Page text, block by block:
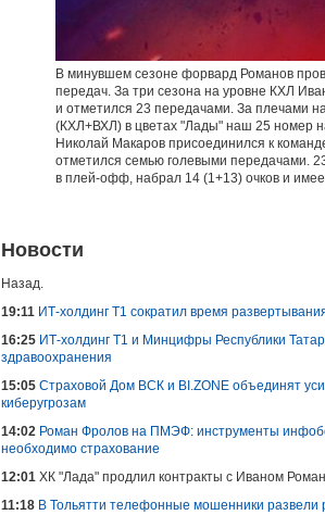
В минувшем сезоне форвард Романов
передач. За три сезона на уровне КХЛ
и отметился 23 передачами. За плечами
(КХЛ+ВХЛ) в цветах "Лады" наш 25 номер
Николай Макаров присоединился к
отметился семью голевыми передачами.
в плей-офф, набрал 14 (1+13) очков и
Новости
Назад.
19:11 ИТ-холдинг Т1 сократил время
16:25 ИТ-холдинг Т1 и Минцифры Республики
здравоохранения
15:05 Страховой Дом ВСК и BI.ZONE объединят
киберугрозам
14:02 Роман Фролов на ПМЭФ: инструменты
необходимо страхование
12:01 ХК "Лада" продлил контракты с Иваном
11:18 В Тольятти телефонные мошенники развели